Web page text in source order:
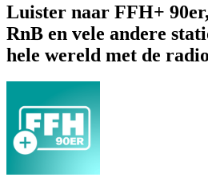
Luister naar FFH+
RnB en vele andere
hele wereld met de